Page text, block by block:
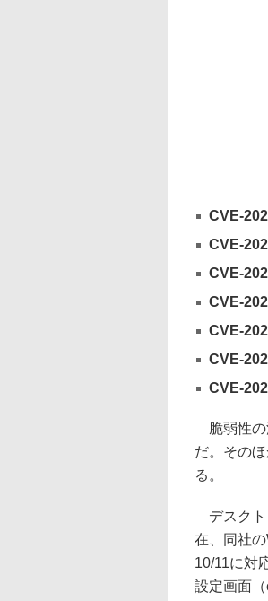
CVE-
CVE-
CVE-
CVE-
CVE-
CVE-
CVE-
脆弱性の
だ。その
る。
デスクト
在、同社
10/11に対
設定画面